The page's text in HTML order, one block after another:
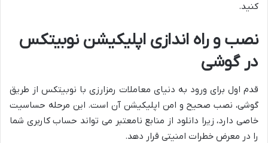
کنید.
نصب و راه اندازی اپلیکیشن نوبیتکس
در گوشی
قدم اول برای ورود به دنیای معاملات رمزارزی با نوبیتکس از طریق
گوشی، نصب صحیح و امن اپلیکیشن آن است. این مرحله حساسیت
خاصی دارد، زیرا دانلود از منابع نامعتبر می تواند حساب کاربری شما
را در معرض خطرات امنیتی قرار دهد.